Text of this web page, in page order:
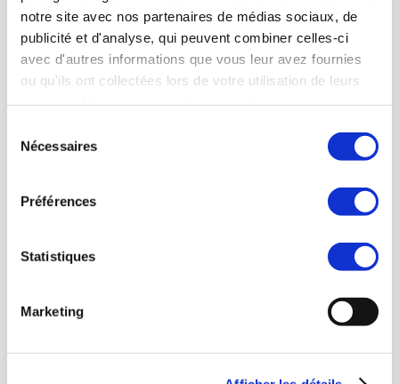
notre site avec nos partenaires de médias sociaux, de
publicité et d'analyse, qui peuvent combiner celles-ci
avec d'autres informations que vous leur avez fournies
ou qu'ils ont collectées lors de votre utilisation de leurs
Nécessaires
Préférences
Statistiques
Marketing
Chaudière compacte haute performance énergétique (condensation) au